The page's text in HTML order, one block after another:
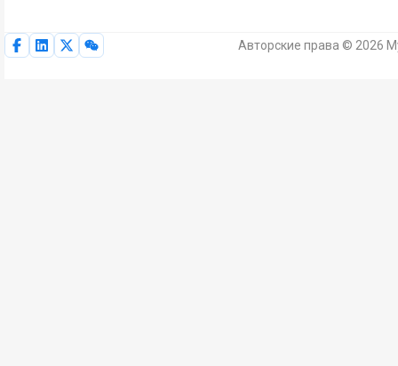
Авторские права © 2026